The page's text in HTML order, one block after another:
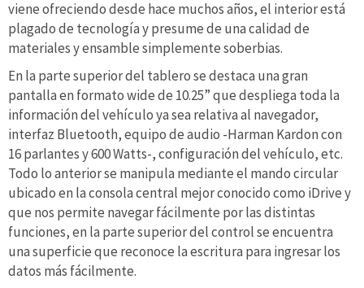
viene ofreciendo desde hace muchos años, el interior está
plagado de tecnología y presume de una calidad de
materiales y ensamble simplemente soberbias.
En la parte superior del tablero se destaca una gran
pantalla en formato wide de 10.25” que despliega toda la
información del vehículo ya sea relativa al navegador,
interfaz Bluetooth, equipo de audio -Harman Kardon con
16 parlantes y 600 Watts-, configuración del vehículo, etc.
Todo lo anterior se manipula mediante el mando circular
ubicado en la consola central mejor conocido como iDrive y
que nos permite navegar fácilmente por las distintas
funciones, en la parte superior del control se encuentra
una superficie que reconoce la escritura para ingresar los
datos más fácilmente.